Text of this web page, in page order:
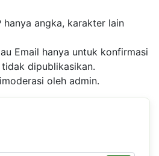
hanya angka, karakter lain
Email hanya untuk konfirmasi
dipublikasikan.
oleh admin.